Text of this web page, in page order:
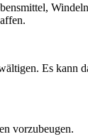
Es kann
vorzubeugen.